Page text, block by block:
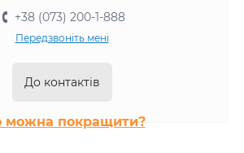
по 7.5 кг
по 4 кг
по 1.5 кг
+38 (073) 200-1-888
Передзвоніть мені
До контактів
покращити?